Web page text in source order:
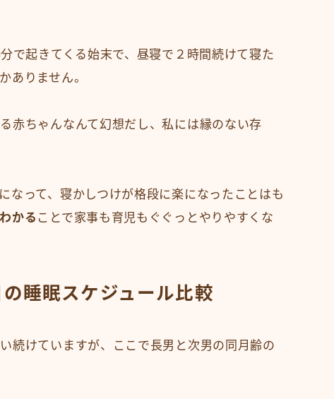
で起きてくる始末で、昼寝で２時間続けて寝た
ありません。
赤ちゃんなんて幻想だし、私には縁のない存
なって、寝かしつけが格段に楽になったことはも
かる ことで家事も育児もぐぐっとやりやすくな
睡眠スケジュール比較
続けていますが、ここで長男と次男の同月齢の